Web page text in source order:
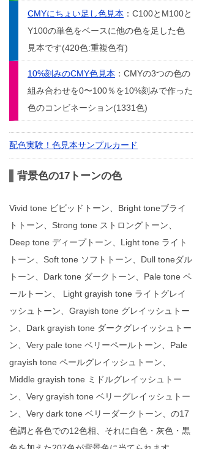
CMYにちょい足し色見本 ：C100とM100と
Y100の単色をベースに他の色を足した色
見本です(420色:重複色有)
10%刻みのCMY色見本 ：CMYの3つの色の
組み合わせを0〜100％を10%刻みで作った
色のコンビネーション(1331色)
配色実験！色見本サンプルカード
背景色の17トーンの色
Vivid tone ビビッドトーン、Bright toneブライ
トトーン、Strong tone ストロングトーン、
Deep tone ディープトーン、Light tone ライト
トーン、Soft tone ソフトトーン、Dull toneダル
トーン、Dark tone ダークトーン、Pale tone ペ
ールトーン、 Light grayish tone ライトグレイ
ッシュトーン、Grayish tone グレイッシュトー
ン、Dark grayish tone ダークグレイッシュトー
ン、Very pale tone ベリーペールトーン、Pale
grayish tone ペールグレイッシュトーン、
Middle grayish tone ミドルグレイッシュトー
ン、Very grayish tone ベリーグレイッシュトー
ン、Very dark tone ベリーダークトーン、の17
色調と各色での12色相、それに白色・灰色・黒